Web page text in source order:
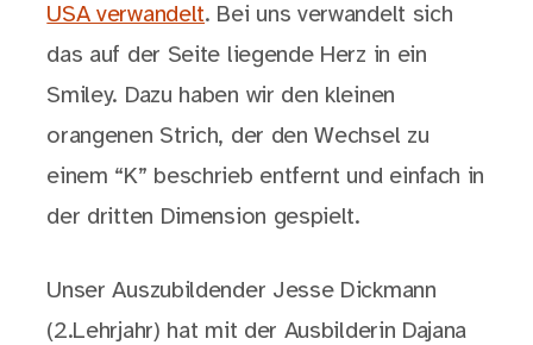
USA verwandelt. Bei uns verwandelt sich
das auf der Seite liegende Herz in ein
Smiley. Dazu haben wir den kleinen
orangenen Strich, der den Wechsel zu
einem “K” beschrieb entfernt und einfach in
der dritten Dimension gespielt.
Unser Auszubildender Jesse Dickmann
(2.Lehrjahr) hat mit der Ausbilderin Dajana